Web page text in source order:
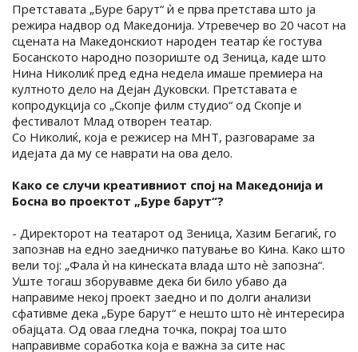
Претставата „Буре барут“ ѝ е прва претстава што ја
режира надвор од Македонија. Утревечер во 20 часот на
сцената на Македонскиот народен театар ќе гостува
Босанското народно позориште од Зеница, каде што
Нина Николиќ пред една недела имаше премиера на
култното дело на Дејан Дуковски. Претставата е
копродукција со „Скопје филм студио“ од Скопје и
фестивалот Млад отворен театар.
Со Николиќ, која е режисер на МНТ, разговараме за
идејата да му се наврати на ова дело.
Како се случи креативниот спој на Македонија и
Босна во проектот „Буре барут“?
- Директорот на театарот од Зеница, Хазим Бегагиќ, го
запознав на едно заедничко патување во Кина. Како што
вели тој: „Фала ѝ на кинеската влада што нѐ запозна“.
Уште тогаш зборувавме дека би било убаво да
направиме некој проект заедно и по долги анализи
сфативме дека „Буре барут“ е нешто што нѐ интересира
обајцата. Од оваа гледна точка, покрај тоа што
направивме соработка која е важна за сите нас